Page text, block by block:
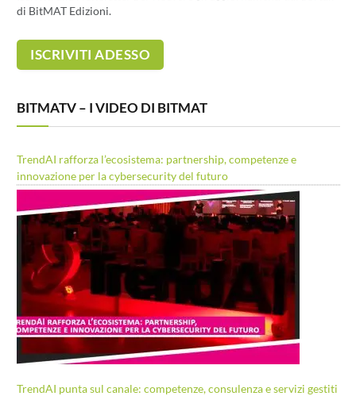
di BitMAT Edizioni.
BITMATV – I VIDEO DI BITMAT
TrendAI rafforza l’ecosistema: partnership, competenze e
innovazione per la cybersecurity del futuro
TrendAI punta sul canale: competenze, consulenza e servizi gestiti